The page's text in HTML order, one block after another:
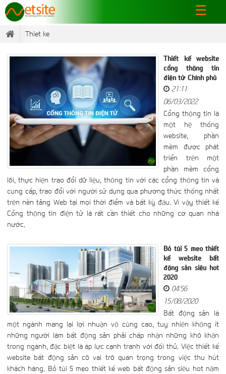
☰
Thiet ke
Thiết kế website
cổng thông tin
điện tử Chính phủ
21:11
06/03/2022
Cổng thông tin là
một hệ thống
website, phần
mềm được phát
triển trên một
phần mềm cổng
lõi, thực hiện trao đổi dữ liệu, thông tin với các cổng thông tin và
cung cấp, trao đổi với người sử dụng qua phương thức thống nhất
trên nền tảng Web tại mọi thời điểm và bất kỳ đâu. Vì vậy thiết kế
Cổng thông tin điện tử là rất cần thiết cho những cơ quan nhà
nước.
Bỏ túi 5 mẹo thiết
kế website bất
động sản siêu hot
2020
04:56
15/08/2020
Bất động sản là
một ngành mang lại lợi nhuận vô cùng cao, tuy nhiên không ít
những người làm bất động sản phải chấp nhận những khó khăn
trong ngành, đặc biệt là áp lực cạnh tranh với đối thủ. Việc thiết kế
website bất động sản có vai trò quan trọng trong việc thu hút
khách hàng. Bỏ túi 5 mẹo thiết kế web bất động sản siêu hot năm
×